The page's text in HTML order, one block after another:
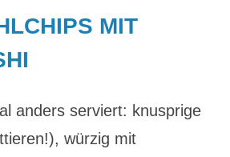
MIT
anders serviert: knusprige
würzig mit